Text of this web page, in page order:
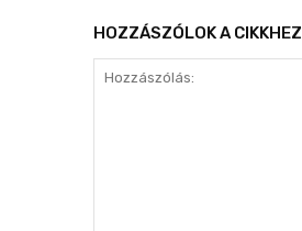
HOZZÁSZÓLOK A CIKKHEZ